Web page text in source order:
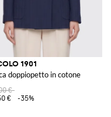
1901
doppiopetto in cotone
€
€
-35%